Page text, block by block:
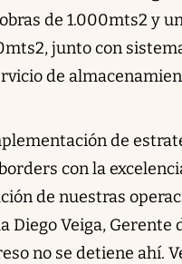
de 1.000mts2 y
junto con
de
de
con la
de nuestras
Diego Veiga,
no se detiene ahí.